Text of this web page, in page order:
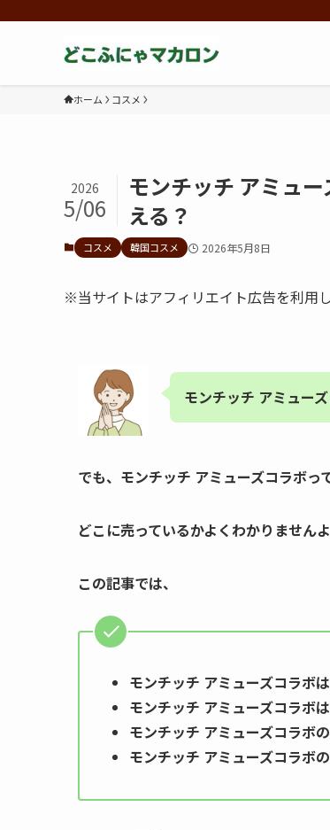
ホーム コスメ
モンチッチ アミュ
える？
2026
5/06
コスメ 韓国コスメ 2026年5月8日
※当サイトはアフィリエイト広告を利用し
モンチッチ アミュー
でも、モンチッチ アミューズコラボっ
どこに売っているかよくわかりませんよ
この記事では、
モンチッチ アミューズコラボ
モンチッチ アミューズコラボ
モンチッチ アミューズコラボ
モンチッチ アミューズコラボ